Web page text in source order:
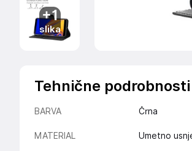
+1
slika
Tehnične podrobnosti
BARVA Črna
MATERIAL Umetno